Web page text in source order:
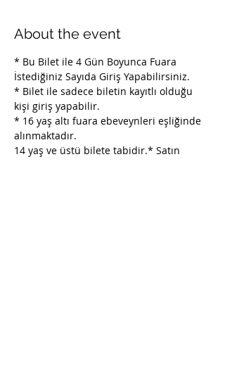
About the event
* Bu Bilet ile 4 Gün Boyunca Fuara
İstediğiniz Sayıda Giriş Yapabilirsiniz.
* Bilet ile sadece biletin kayıtlı olduğu
kişi giriş yapabilir.
* 16 yaş altı fuara ebeveynleri eşliğinde
alınmaktadır.
14 yaş ve üstü bilete tabidir.* Satın